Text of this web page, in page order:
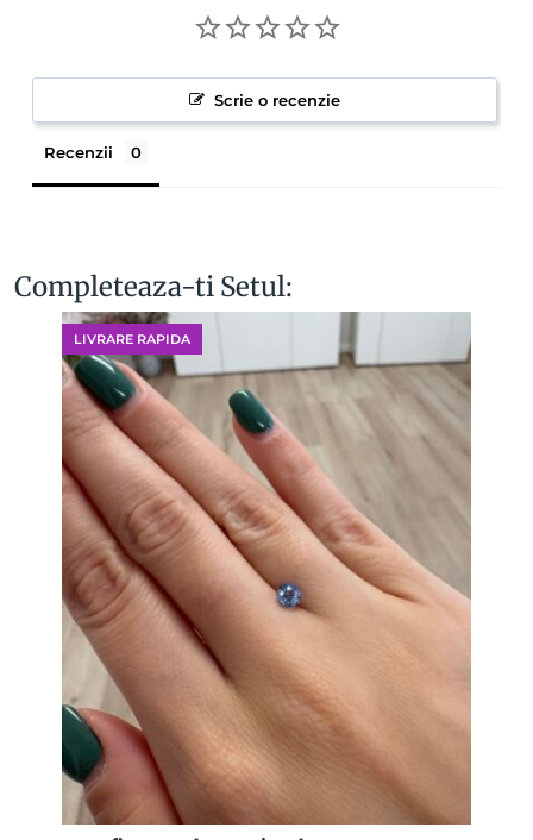
Scrie o recenzie
Recenzii
Completeaza-ti Setul:
LIVRARE RAPIDA